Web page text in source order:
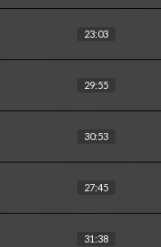
23:03
29:55
30:53
27:45
31:38